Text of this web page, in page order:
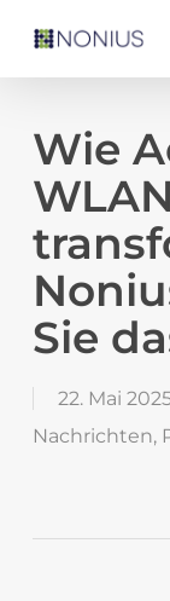
content
Wie
Sie
22. Mai
Nachrichten,